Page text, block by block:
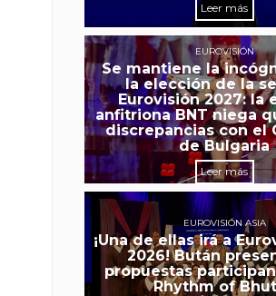
Leer más
EUROVISIÓN
Se mantiene la
la elección de la
Eurovisión 2027: la
anfitriona BNT niega
discrepancias con el
de Bulgaria
Leer más
EUROVISIÓN ASIA
¡Una de ellas irá a
2026! Bután
propuestas
Rhythm of